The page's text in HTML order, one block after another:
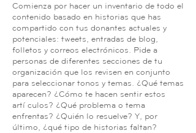
Comienza por hacer un inventario de todo el
contenido basado en historias que has
compartido con tus donantes actuales y
potenciales: tweets, entradas de blog,
folletos y correos electrónicos. Pide a
personas de diferentes secciones de tu
organización que los revisen en conjunto
para seleccionar tonos y temas. ¿Qué temas
aparecen? ¿Cómo te hacen sentir estos
artículos? ¿Qué problema o tema
enfrentas? ¿Quién lo resuelve? Y, por
último, ¿qué tipo de historias faltan?